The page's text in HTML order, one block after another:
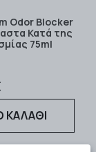
Odor Blocker
Κατά της
75ml
ΚΑΛΑΘΙ